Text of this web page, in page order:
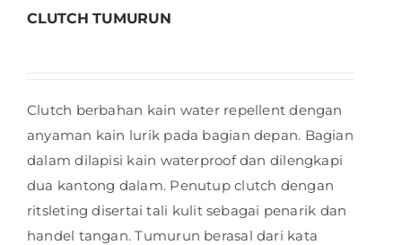
CLUTCH TUMURUN
Clutch berbahan kain water repellent dengan
anyaman kain lurik pada bagian depan. Bagian
dalam dilapisi kain waterproof dan dilengkapi
dua kantong dalam. Penutup clutch dengan
ritsleting disertai tali kulit sebagai penarik dan
handel tangan. Tumurun berasal dari kata